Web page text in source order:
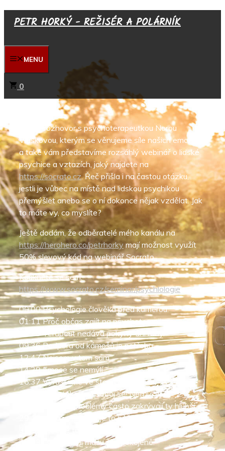
Přeskočit
PETR HORKÝ - REŽISÉR A POLÁRNÍK
MENU
0
Je zde rozhovor s psychoterapeutkou Norou
Vláškovou, kterým se věnujeme síle našich emocí –
a také vám představíme rozsáhlý webinář o lidské
psychice a vztazích, jaký najdete na
https://socrato.cz. Řeč přišla i na častou otázku,
jestli je vůbec na místě nad lidskou psychikou
přemýšlet anebo se o ní dokonce nějak vzdělat. Jak
to máte vy, co myslíte?
Ještě dodám, že odběratelé mého kanálu na
https://herohero.co/petrhorky mají možnost využít
50% slevový kód na webinář Socrato.
Koukněte se sem:
https://www.socrato.cz/seminar/psychlologie
00:00 Psychologie člověka před kamerou.
01:11 Proč občas zajít na psychoterapii.
08:23 Terapeut nedává pokyny ani rady.
09:36 Podpora od kámošů je potřeba.
12:47 Nejsem v tom sám.
14:29 Emoce se nemýlí.
16:37 Vyrůstáme ve starých vzorcích.
19:18 Nevztekej se! Neboj se! Nefňukej!
24:45 Aktuální problémy často zakrývají ty hlubší.
29:15 Nerozumíme si. Je to běžné?
34:54 Proč se to neučíme ve školách?
40:03 I s chybami můžu žít spokojeně.